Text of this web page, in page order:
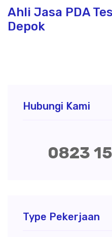
Ahli Jasa PDA
Depok
Hubungi Kami
0823
Type Pekerjaan